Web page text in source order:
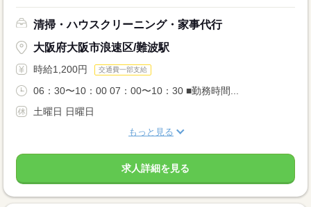
清掃・ハウスクリーニング・家事代行
大阪府大阪市浪速区/難波駅
時給1,200円 交通費一部支給
06：30〜10：00 07：00〜10：30 ■勤務時間...
土曜日 日曜日
もっと見る
求人詳細を見る